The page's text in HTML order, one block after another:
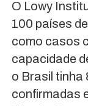
O Lowy
100 países
como casos
capacidade
o Brasil
confirmadas